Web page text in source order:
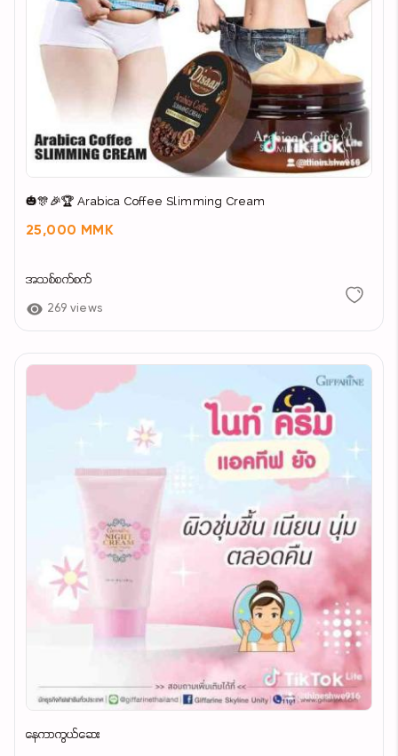
🎃🎊🎉🏆 Arabica Coffee Slimming Cream
25,000 MMK
အသစ်စက်စက်
269 views
နေကာကွယ်ဆေး